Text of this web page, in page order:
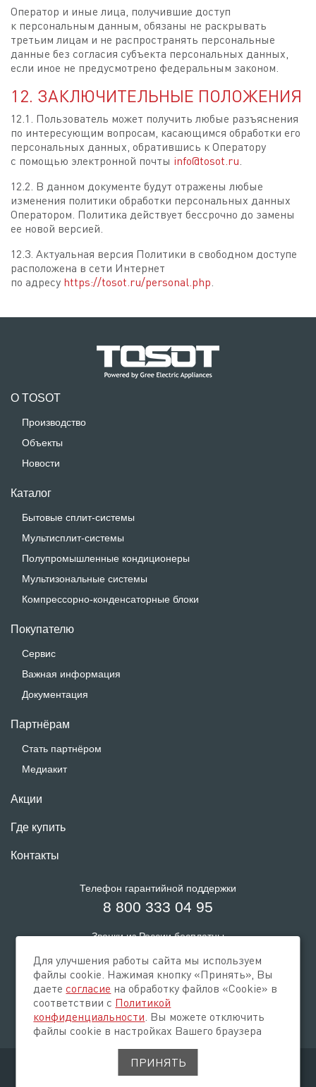
Оператор и иные лица, получившие доступ
к персональным данным, обязаны не раскрывать
третьим лицам и не распространять персональные
данные без согласия субъекта персональных данных,
если иное не предусмотрено федеральным законом.
12. ЗАКЛЮЧИТЕЛЬНЫЕ ПОЛОЖЕНИЯ
12.1. Пользователь может получить любые разъяснения
по интересующим вопросам, касающимся обработки его
персональных данных, обратившись к Оператору
с помощью электронной почты info@tosot.ru.
12.2. В данном документе будут отражены любые
изменения политики обработки персональных данных
Оператором. Политика действует бессрочно до замены
ее новой версией.
12.3. Актуальная версия Политики в свободном доступе
расположена в сети Интернет
по адресу https://tosot.ru/personal.php.
О TOSOT
Производство
Объекты
Новости
Каталог
Бытовые сплит-системы
Мультисплит-системы
Полупромышленные кондиционеры
Мультизональные системы
Компрессорно-конденсаторные блоки
Покупателю
Сервис
Важная информация
Документация
Партнёрам
Стать партнёром
Медиакит
Акции
Где купить
Контакты
Телефон гарантийной поддержки
8 800 333 04 95
Звонки из России бесплатны
Подписывайтесь на нас
в социальных сетях
Кондиционеры Tosot © 2010 - 2026 ООО «ТРЕЙДКОН»
Для улучшения работы сайта мы используем
файлы cookie. Нажимая кнопку «Принять», Вы
даете согласие на обработку файлов «Cookie» в
соответствии с Политикой
конфиденциальности. Вы можете отключить
файлы cookie в настройках Вашего браузера
ПРИНЯТЬ